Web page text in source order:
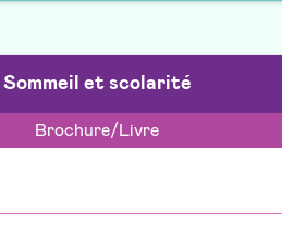
Sommeil et scolarité
Brochure/Livre